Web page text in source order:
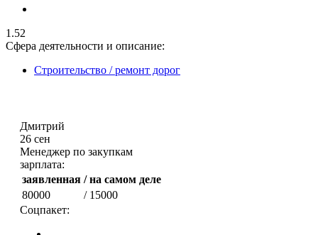
1.52
Сфера деятельности и описание:
Строительство / ремонт дорог
Дмитрий
26 сен
Менеджер по закупкам
зарплата:
заявленная / на самом деле
80000
/ 15000
Соцпакет: